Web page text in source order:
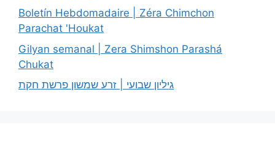
Boletín Hebdomadaire | Zéra Chimchon
Parachat 'Houkat
Gilyan semanal | Zera Shimshon Parashá
Chukat
גיליון שבועי | זרע שמשון פרשת חקת